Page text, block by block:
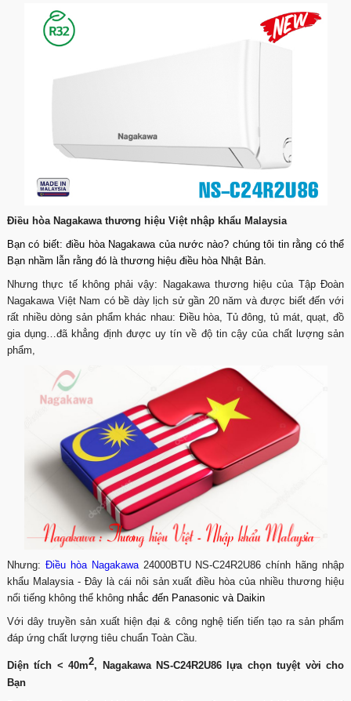
Điều hòa Nagakawa thương hiệu Việt nhập khẩu Malaysia
Bạn có biết:điều hòa Nagakawa của nước nào? chúng tôi tin rằng có thể
Bạn nhầm lẫn rằng đó là thương hiệu điều hòa Nhật Bản.
Nhưng thực tế không phải vậy: Nagakawa thương hiệu của Tập Đoàn
Nagakawa Việt Nam có bề dày lịch sử gần 20 năm và được biết đến với
rất nhiều dòng sản phẩm khác nhau: Điều hòa, Tủ đông, tủ mát, quạt, đồ
gia dụng…đã khẳng định được uy tín về độ tin cậy của chất lượng sản
phẩm,
Nhưng: Điều hòa Nagakawa24000BTU NS-C24R2U86 chính hãng nhập
khẩu Malaysia - Đây là cái nôi sản xuất điều hòa của nhiều thương hiệu
nổi tiếng không thể không nhắc đến Panasonic và Daikin
Với dây truyền sản xuất hiện đại & công nghệ tiến tiến tạo ra sản phẩm
đáp ứng chất lượng tiêu chuẩn Toàn Cầu.
Diện tích < 40m2, Nagakawa NS-C24R2U86 lựa chọn tuyệt vời cho
Bạn